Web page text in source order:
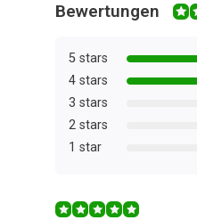
Bewertungen
5 stars
4 stars
3 stars
2 stars
1 star